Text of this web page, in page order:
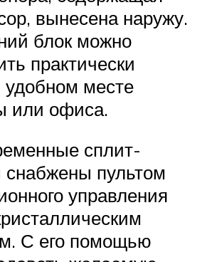
вынесена наружу.
блок можно
практически
месте
или офиса.
сплит-
пультом
управления
С его помощью